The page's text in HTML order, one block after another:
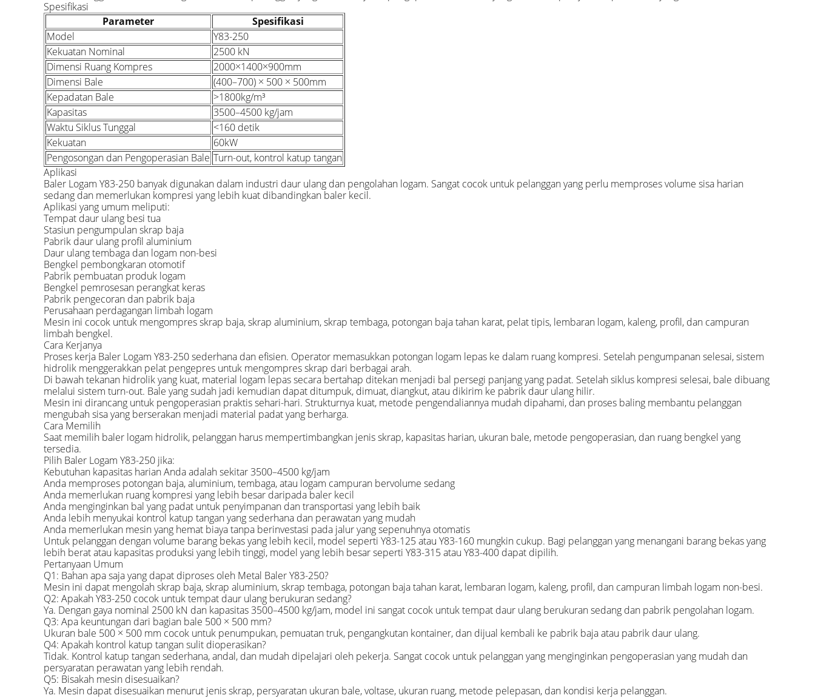
Spesifikasi
Parameter
Spesifikasi
Model
Y83-250
Kekuatan Nominal
2500 kN
Dimensi Ruang Kompres
2000×1400×900mm
Dimensi Bale
(400–700) × 500 × 500mm
Kepadatan Bale
>1800kg/m³
Kapasitas
3500–4500 kg/jam
Waktu Siklus Tunggal
<160 detik
Kekuatan
60kW
Pengosongan dan Pengoperasian Bale Turn-out, kontrol katup tangan
Aplikasi
Baler Logam Y83-250 banyak digunakan dalam industri daur ulang dan pengolahan logam. Sangat cocok untuk pelanggan yang perlu memproses volume sisa harian
sedang dan memerlukan kompresi yang lebih kuat dibandingkan baler kecil.
Aplikasi yang umum meliputi:
Tempat daur ulang besi tua
Stasiun pengumpulan skrap baja
Pabrik daur ulang profil aluminium
Daur ulang tembaga dan logam non-besi
Bengkel pembongkaran otomotif
Pabrik pembuatan produk logam
Bengkel pemrosesan perangkat keras
Pabrik pengecoran dan pabrik baja
Perusahaan perdagangan limbah logam
Mesin ini cocok untuk mengompres skrap baja, skrap aluminium, skrap tembaga, potongan baja tahan karat, pelat tipis, lembaran logam, kaleng, profil, dan campuran
limbah bengkel.
Cara Kerjanya
Proses kerja Baler Logam Y83-250 sederhana dan efisien. Operator memasukkan potongan logam lepas ke dalam ruang kompresi. Setelah pengumpanan selesai, sistem
hidrolik menggerakkan pelat pengepres untuk mengompres skrap dari berbagai arah.
Di bawah tekanan hidrolik yang kuat, material logam lepas secara bertahap ditekan menjadi bal persegi panjang yang padat. Setelah siklus kompresi selesai, bale dibuang
melalui sistem turn-out. Bale yang sudah jadi kemudian dapat ditumpuk, dimuat, diangkut, atau dikirim ke pabrik daur ulang hilir.
Mesin ini dirancang untuk pengoperasian praktis sehari-hari. Strukturnya kuat, metode pengendaliannya mudah dipahami, dan proses baling membantu pelanggan
mengubah sisa yang berserakan menjadi material padat yang berharga.
Cara Memilih
Saat memilih baler logam hidrolik, pelanggan harus mempertimbangkan jenis skrap, kapasitas harian, ukuran bale, metode pengoperasian, dan ruang bengkel yang
tersedia.
Pilih Baler Logam Y83-250 jika:
Kebutuhan kapasitas harian Anda adalah sekitar 3500–4500 kg/jam
Anda memproses potongan baja, aluminium, tembaga, atau logam campuran bervolume sedang
Anda memerlukan ruang kompresi yang lebih besar daripada baler kecil
Anda menginginkan bal yang padat untuk penyimpanan dan transportasi yang lebih baik
Anda lebih menyukai kontrol katup tangan yang sederhana dan perawatan yang mudah
Anda memerlukan mesin yang hemat biaya tanpa berinvestasi pada jalur yang sepenuhnya otomatis
Untuk pelanggan dengan volume barang bekas yang lebih kecil, model seperti Y83-125 atau Y83-160 mungkin cukup. Bagi pelanggan yang menangani barang bekas yang
lebih berat atau kapasitas produksi yang lebih tinggi, model yang lebih besar seperti Y83-315 atau Y83-400 dapat dipilih.
Pertanyaan Umum
Q1: Bahan apa saja yang dapat diproses oleh Metal Baler Y83-250?
Mesin ini dapat mengolah skrap baja, skrap aluminium, skrap tembaga, potongan baja tahan karat, lembaran logam, kaleng, profil, dan campuran limbah logam non-besi.
Q2: Apakah Y83-250 cocok untuk tempat daur ulang berukuran sedang?
Ya. Dengan gaya nominal 2500 kN dan kapasitas 3500–4500 kg/jam, model ini sangat cocok untuk tempat daur ulang berukuran sedang dan pabrik pengolahan logam.
Q3: Apa keuntungan dari bagian bale 500 × 500 mm?
Ukuran bale 500 × 500 mm cocok untuk penumpukan, pemuatan truk, pengangkutan kontainer, dan dijual kembali ke pabrik baja atau pabrik daur ulang.
Q4: Apakah kontrol katup tangan sulit dioperasikan?
Tidak. Kontrol katup tangan sederhana, andal, dan mudah dipelajari oleh pekerja. Sangat cocok untuk pelanggan yang menginginkan pengoperasian yang mudah dan
persyaratan perawatan yang lebih rendah.
Q5: Bisakah mesin disesuaikan?
Ya. Mesin dapat disesuaikan menurut jenis skrap, persyaratan ukuran bale, voltase, ukuran ruang, metode pelepasan, dan kondisi kerja pelanggan.